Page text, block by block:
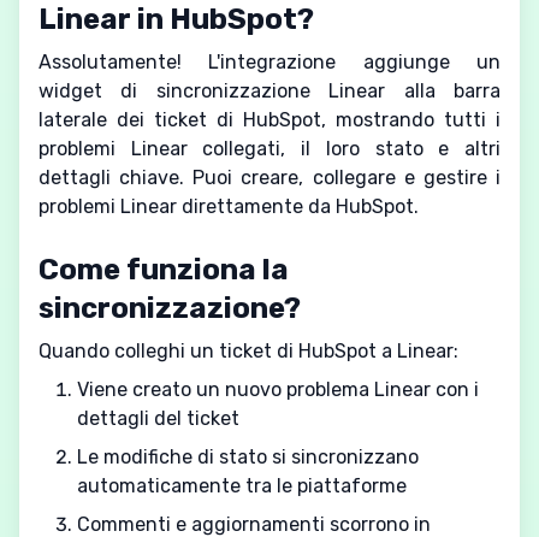
Linear in HubSpot?
Assolutamente! L'integrazione aggiunge un
widget di sincronizzazione Linear alla barra
laterale dei ticket di HubSpot, mostrando tutti i
problemi Linear collegati, il loro stato e altri
dettagli chiave. Puoi creare, collegare e gestire i
problemi Linear direttamente da HubSpot.
Come funziona la
sincronizzazione?
Quando colleghi un ticket di HubSpot a Linear:
Viene creato un nuovo problema Linear con i
dettagli del ticket
Le modifiche di stato si sincronizzano
automaticamente tra le piattaforme
Commenti e aggiornamenti scorrono in